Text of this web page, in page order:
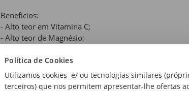
Política de Cookies
Utilizamos cookies e/ ou tecnologias similares
terceiros) que nos permitem apresentar-lhe ofertas
Benefícios:
- Alto teor em Vitamina C;
- Alto teor de Magnésio;
Conselhos de utilização:
Matcha Latte: adicione 1/2 colher de chá de Matcha